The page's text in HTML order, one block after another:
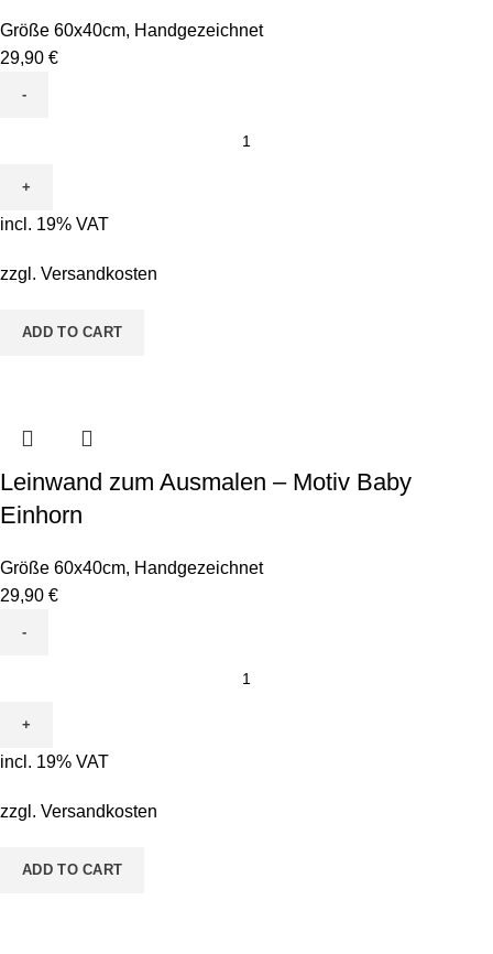
Größe 60x40cm, Handgezeichnet
29,90 €
Ausmalen
-
Carli
quantity
incl. 19% VAT
zzgl. Versandkosten
ADD TO CART
Leinwand zum Ausmalen – Motiv Baby
Einhorn
Größe 60x40cm, Handgezeichnet
29,90 €
Ausmalen
-
Baby
quantity
incl. 19% VAT
zzgl. Versandkosten
ADD TO CART